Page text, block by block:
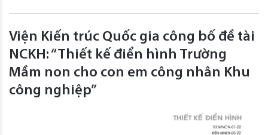
Viện Kiến trúc Quốc gia công bố đề tài
NCKH: “Thiết kế điển hình Trường
Mầm non cho con em công nhân Khu
công nghiệp”